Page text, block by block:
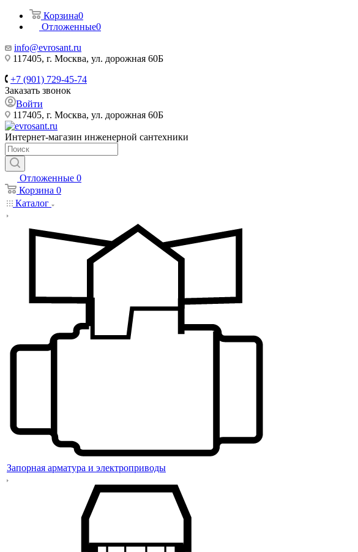
Корзина0
Отложенные0
info@evrosant.ru
117405, г. Москва, ул. дорожная 60Б
+7 (901) 729-45-74
Заказать звонок
Войти
117405, г. Москва, ул. дорожная 60Б
Интернет-магазин инженерной сантехники
Отложенные 0
Корзина 0
Каталог
Запорная арматура и электроприводы